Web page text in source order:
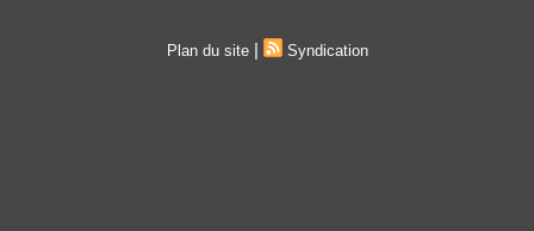
Plan du site | Syndication